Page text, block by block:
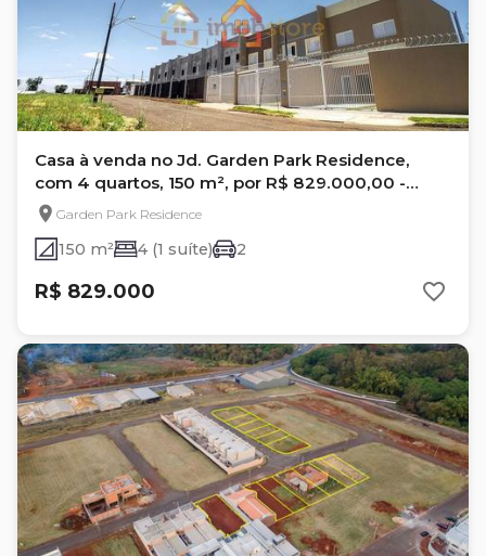
Casa à venda no Jd. Garden Park Residence,
com 4 quartos, 150 m², por R$ 829.000,00 -
Londrina - Pr
Garden Park Residence
150 m² 4 (1 suíte) 2
R$ 829.000